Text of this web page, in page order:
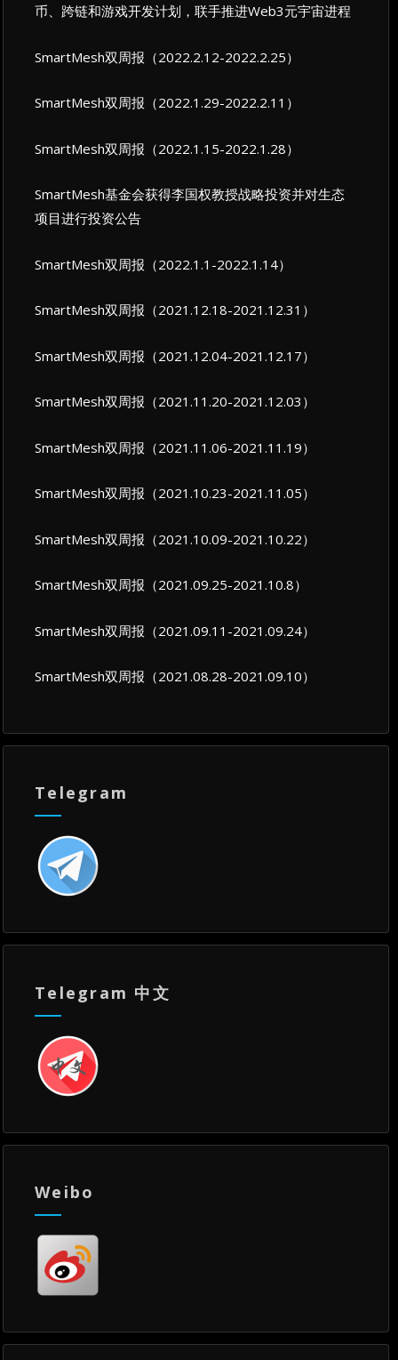
币、跨链和游戏开发计划，联手推进Web3元宇宙进程
SmartMesh双周报（2022.2.12-2022.2.25）
SmartMesh双周报（2022.1.29-2022.2.11）
SmartMesh双周报（2022.1.15-2022.1.28）
SmartMesh基金会获得李国权教授战略投资并对生态
项目进行投资公告
SmartMesh双周报（2022.1.1-2022.1.14）
SmartMesh双周报（2021.12.18-2021.12.31）
SmartMesh双周报（2021.12.04-2021.12.17）
SmartMesh双周报（2021.11.20-2021.12.03）
SmartMesh双周报（2021.11.06-2021.11.19）
SmartMesh双周报（2021.10.23-2021.11.05）
SmartMesh双周报（2021.10.09-2021.10.22）
SmartMesh双周报（2021.09.25-2021.10.8）
SmartMesh双周报（2021.09.11-2021.09.24）
SmartMesh双周报（2021.08.28-2021.09.10）
Telegram
Telegram 中文
Weibo